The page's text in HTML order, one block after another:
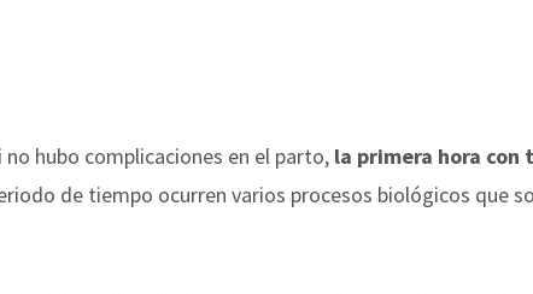
hubo complicaciones en el parto, la primera hora con
de tiempo ocurren varios procesos biológicos que